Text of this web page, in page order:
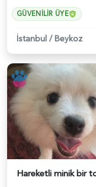
GÜVENILIR ÜYE
İstanbul /Beykoz